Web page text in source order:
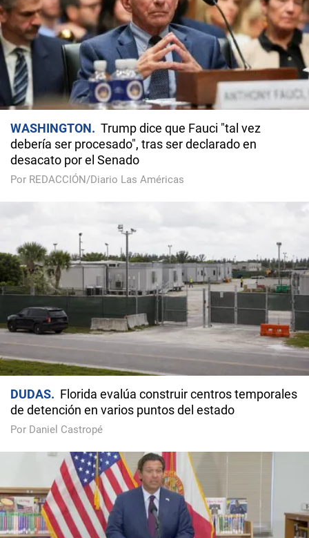
WASHINGTON
Trump dice que Fauci "tal vez
debería ser procesado", tras ser declarado en
desacato por el Senado
Por REDACCIÓN/Diario Las Américas
DUDAS
Florida evalúa construir centros temporales
de detención en varios puntos del estado
Por Daniel Castropé